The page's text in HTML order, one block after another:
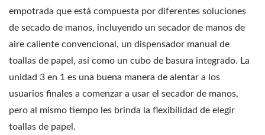
empotrada que está compuesta por diferentes soluciones
de secado de manos, incluyendo un secador de manos de
aire caliente convencional, un dispensador manual de
toallas de papel, así como un cubo de basura integrado. La
unidad 3 en 1 es una buena manera de alentar a los
usuarios finales a comenzar a usar el secador de manos,
pero al mismo tiempo les brinda la flexibilidad de elegir
toallas de papel.